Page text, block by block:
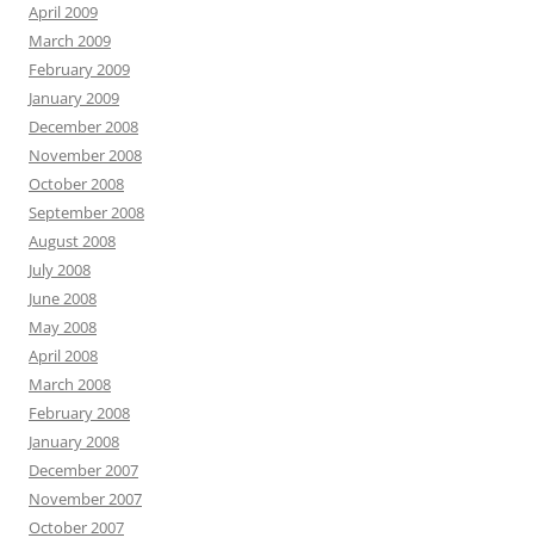
April 2009
March 2009
February 2009
January 2009
December 2008
November 2008
October 2008
September 2008
August 2008
July 2008
June 2008
May 2008
April 2008
March 2008
February 2008
January 2008
December 2007
November 2007
October 2007